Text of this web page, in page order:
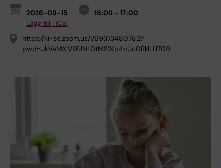
2026-09-15
16:00 - 17:00
Lägg till i iCal
https://ki-se.zoom.us/j/69373480782?
pwd=UkVaMXlVSFJNL0tMSWp4cUc0RklLUT09